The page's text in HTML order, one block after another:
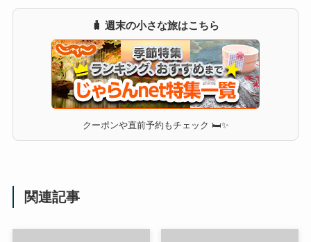
🧳 週末の小さな旅はこちら
クーポンや直前予約もチェック 🛏✨
関連記事